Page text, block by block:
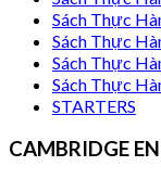
Sách Thực
Sách Thực
Sách Thực
Sách Thực
STARTERS
CAMBRIDGE